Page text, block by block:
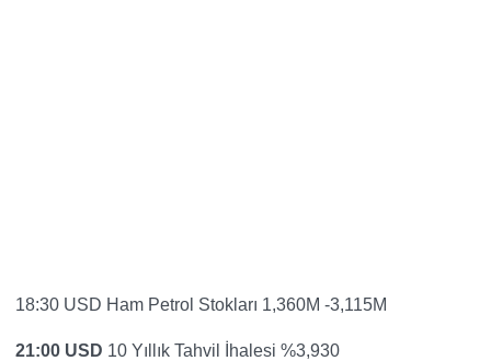
18:30 USD Ham Petrol Stokları 1,360M -3,115M
21:00 USD 10 Yıllık Tahvil İhalesi %3,930